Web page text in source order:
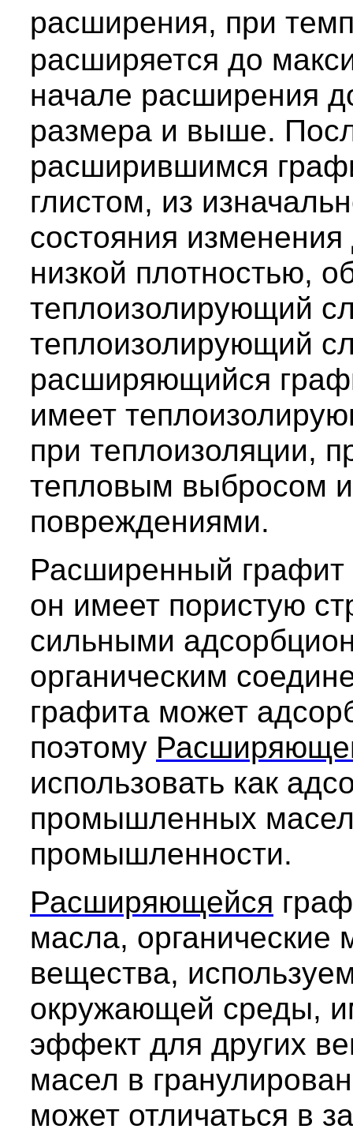
расширения, при
расширяется до
начале расширения
размера и выше.
расширившимся
глистом, из
состояния изменения
низкой плотностью,
теплоизолирующий
теплоизолирующий
расширяющийся
имеет
при теплоизоляции,
тепловым выбросом
повреждениями.
Расширенный графит
он имеет пористую
сильными
органическим
графита может
поэтому
использовать как
промышленных
промышленности.
Расширяющейся
масла,
вещества,
окружающей среды,
эффект для других
масел в
может отличаться в